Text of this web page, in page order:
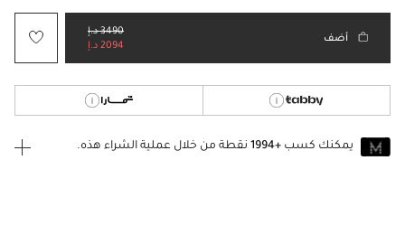
أضف
3490 د.إ
2094 د.إ
يمكنك كسب +1994
نقطة من خلال عملية الشراء هذه.